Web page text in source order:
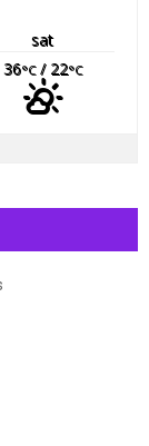
sat
36°C/ 22°C